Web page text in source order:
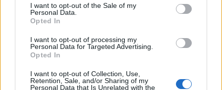
I want to opt-out of the Sale of my
Personal Data.
Opted In
I want to opt-out of processing my
Personal Data for Targeted Advertising.
Opted In
I want to opt-out of Collection, Use,
Retention, Sale, and/or Sharing of my
Personal Data that Is Unrelated with the
ca 7 dlvetemjölca 420g
75 g rumsvarmt smör
50 g rumsvarmt smör
dl Nutella
hackade hasselnötter
100 g smör